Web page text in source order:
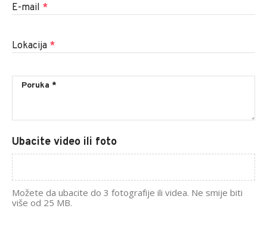
E-mail *
Lokacija *
Ubacite video ili foto
Možete da ubacite do 3 fotografije ili videa. Ne smije biti
više od 25 MB.